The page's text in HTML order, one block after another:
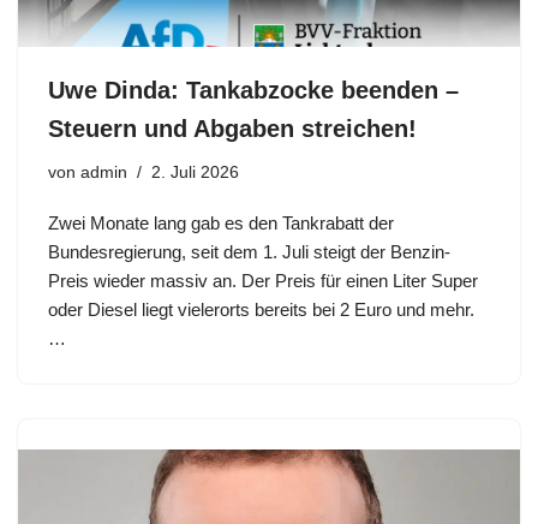
Uwe Dinda: Tankabzocke beenden –
Steuern und Abgaben streichen!
von admin 2. Juli 2026
Zwei Monate lang gab es den Tankrabatt der
Bundesregierung, seit dem 1. Juli steigt der Benzin-
Preis wieder massiv an. Der Preis für einen Liter Super
oder Diesel liegt vielerorts bereits bei 2 Euro und mehr.
…